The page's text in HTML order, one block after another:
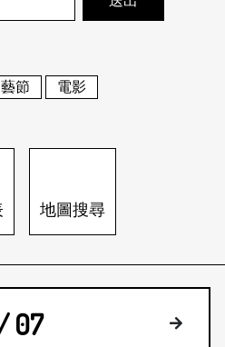
English
登入/註冊
節
電影
地圖搜尋
07 下個月